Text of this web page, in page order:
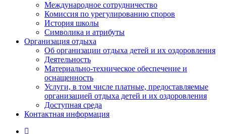
Международное сотрудничество
Комиссия по урегулированию споров
История школы
Символика и атрибуты
Организация отдыха
Об организации отдыха детей и их оздоровления
Деятельность
Материально-техническое обеспечение и
оснащенность
Услуги, в том числе платные, предоставляемые
организацией отдыха детей и их оздоровления
Доступная среда
Контактная информация